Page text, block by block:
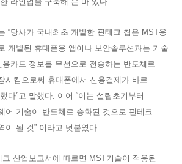
“당사가 국내최초 개발한 핀테크 칩은 MST용
개발된 휴대폰용 앱이나 보안솔루션과는 기술
용카드 정보를 무선으로 전송하는 반도체로
시킴으로써 휴대폰에서 신용결제가 바로
다”고 말했다. 이어 “이는 설립초기부터
어 기술이 반도체로 승화된 것으로 핀테크
이 될 것” 이라고 덧붙였다.
산업보고서에 따르면 MST기술이 적용된